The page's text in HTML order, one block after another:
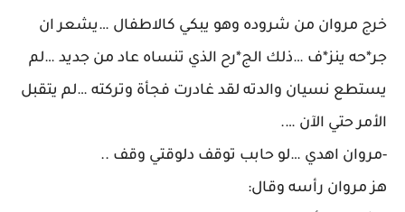
خرج مروان من شروده وهو يبكي كالاطفال …يشعر ان
جر*حه ينز*ف …ذلك الج*رح الذي تنساه عاد من جديد …لم
يستطع نسيان والدته لقد غادرت فجأة وتركته …لم يتقبل
الأمر حتي الآن ….
-مروان اهدي …لو حابب توقف دلوقتي وقف ..
هز مروان رأسه وقال: